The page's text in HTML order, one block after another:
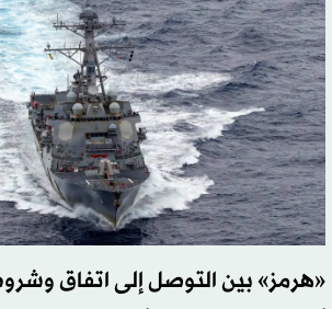
«هرمز» بين التوصل إلى اتفاق